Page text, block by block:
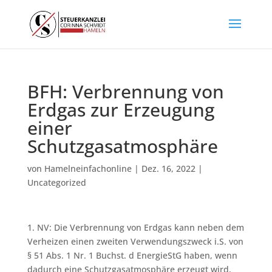
BFH: Verbrennung von
Erdgas zur Erzeugung
einer
Schutzgasatmosphäre
von Hamelneinfachonline| Dez. 16, 2022|
Uncategorized
1. NV: Die Verbrennung von Erdgas kann neben dem
Verheizen einen zweiten Verwendungszweck i.S. von
§ 51 Abs. 1 Nr. 1 Buchst. d EnergieStG haben, wenn
dadurch eine Schutzgasatmosphäre erzeugt wird,